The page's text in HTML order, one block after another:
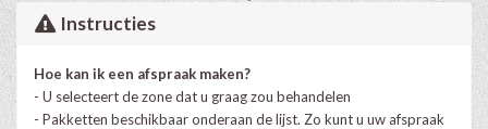
Instructies
Hoe kan ik een afspraak maken?
- U selecteert de zone dat u graag zou behandelen
- Pakketten beschikbaar onderaan de lijst. Zo kunt u uw afspraak